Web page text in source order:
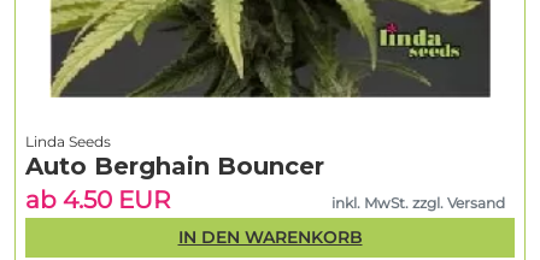
Linda Seeds
Auto Berghain Bouncer
ab 4.50 EUR
inkl. MwSt. zzgl. Versand
IN DEN WARENKORB